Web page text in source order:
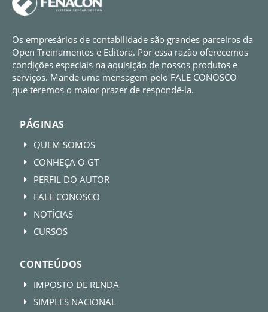
Os empresários de contabilidade são grandes parceiros da
Open Treinamentos e Editora. Por essa razão oferecemos
condições especiais na aquisição de nossos produtos e
serviços. Mande uma mensagem pelo FALE CONOSCO
que teremos o maior prazer de respondê-la.
PÁGINAS
E QUEM SOMOS
E CONHEÇA O GT
E PERFIL DO AUTOR
E FALE CONOSCO
E NOTÍCIAS
E CURSOS
CONTEÚDOS
E IMPOSTO DE RENDA
E SIMPLES NACIONAL